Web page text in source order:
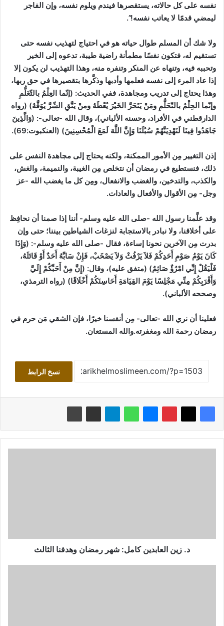
نفسه على كل حالاته، يستقصرها فيندم ويلوم نفسه، وإن الفاجر
ليمضي قدمًا لا يعاتب نفسه!”.
ولا شك أن المسلم طوال حياته هو في احتياج لتهذيب نفسه حتى
تستقيم له، فتكون نفسًا مطمأنة راضية طيبة، تدعوه إلى الخير
وتحببه فيه، وتنهاه عن المنكر وتنفره منه، وهذا التهذيب لن يكون إلا
إذا عاد المرء إلى نفسه فعلمها وأدبها وذكَّرها بتقصيرها في حق ربها،
وهذا يحتاج إلى تدريب ومجاهدة، ففي الحديث: (إنّما العِلْمُ بالتّعَلُّمِ
وإنّما الحِلْمُ بالتّحَلُّمِ ومَنْ يَتَحَرَّ الخَيْرَ يُعْطَهُ ومنْ يَتَّقِ الشّرَّ يُوَقَّهُ) (رواه
الدارقطني في الأفراد، وحسنه الألباني)، وقال الله -تعالى-: (وَالَّذِينَ
جَاهَدُوا فِينَا لَنَهْدِيَنَّهُمْ سُبُلَنَا وَإِنَّ اللَّهَ لَمَعَ الْمُحْسِنِينَ) (العنكبوت:69) .
إذن التغيير مِن الأمور الممكنة، ولكنه يحتاج إلى مجاهدة النفس على
ذلك، فنستطيع في رمضان أن نتخلص مِن الغيبة، والنميمة، والغش،
والكذب، والتدخين، والغضب والانفعال، ومِن كل ما يغضب الله -عز
وجل- مِن الأقوال والأفعال والعادات.
وقد علَّمنا رسول الله -صلى الله عليه وسلم- أننا إذا صمنا أن نحافِظ
على أخلاقنا، ولا نبادر بالاستجابة لنزغات الشياطين بيننا؛ حتى وإن
بدرت مِن الآخرين نحونا إساءة، فقال -صلى الله عليه وسلم-: (وَإِذَا
كَانَ يَوْمُ صَوْمِ أَحَدِكُمْ فَلاَ يَرْفُثْ وَلاَ يَصْخَبْ، فَإِنْ سَابَّهُ أَحَدٌ أَوْ قَاتَلَهُ،
فَلْيَقُلْ إِنِّي امْرُؤٌ صَائِمٌ) (متفق عليه)، وقال: (إِنَّ مِنْ أَحَبِّكُمْ إِلَيَّ
وَأَقْرَبِكُمْ مِنِّي مَجْلِسًا يَوْمَ القِيَامَةِ أَحَاسِنَكُمْ أَخْلَاقًا) (رواه الترمذي،
وصححه الألباني).
فعلينا أن نري الله -تعالى- مِن أنفسنا خيرًا، فإن الشقي مَن حرم في
رمضان رحمة الله ومغفرته.والله المستعان.
نسخ الرابط
د. زين العابدين كامل: شهر رمضان وهدفنا الثالث